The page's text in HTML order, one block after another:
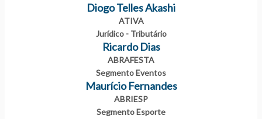
Diogo Telles Akashi
ATIVA
Jurídico - Tributário
Ricardo Dias
ABRAFESTA
Segmento Eventos
Maurício Fernandes
ABRIESP
Segmento Esporte